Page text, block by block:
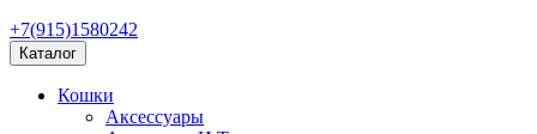
+7(915)1580242
Каталог
Кошки
Аксессуары